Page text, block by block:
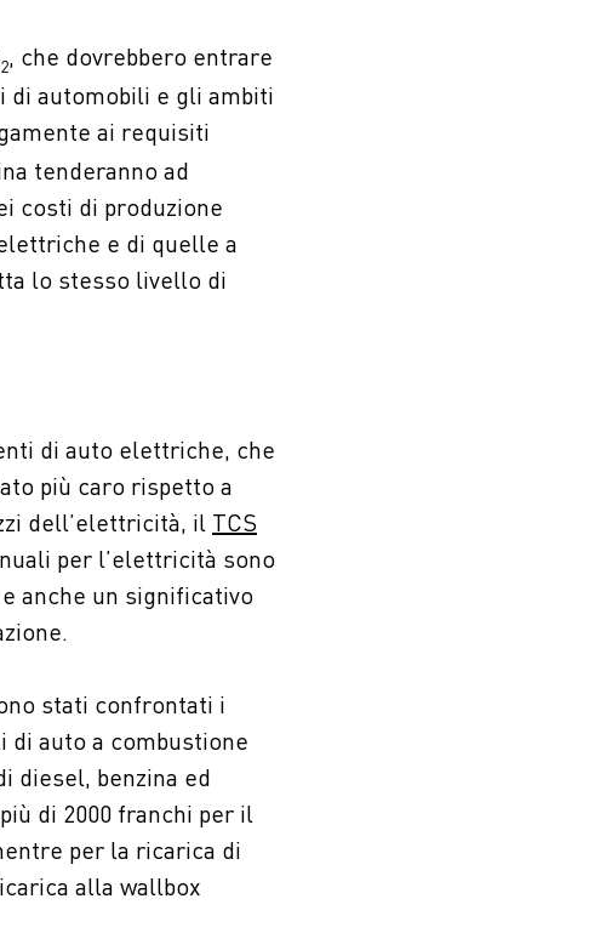
2, che dovrebbero entrare
di automobili e gli ambiti
ai requisiti
tenderanno ad
costi di produzione
e di quelle a
lo stesso livello di
di auto elettriche, che
più caro rispetto a
dell’elettricità, il TCS
per l’elettricità sono
anche un significativo
stati confrontati i
auto a combustione
diesel, benzina ed
di 2000 franchi per il
per la ricarica di
alla wallbox